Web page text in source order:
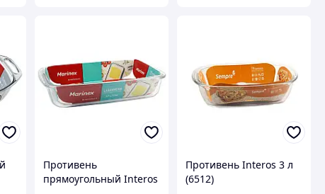
Противень
прямоугольный Interos
Противень Interos 3 л
(6512)